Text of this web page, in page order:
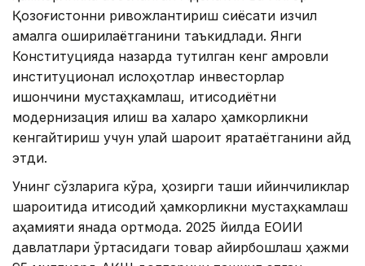
Қозоғистонни ривожлантириш сиёсати изчил
амалга оширилаётганини таъкидлади. Янги
Конституцияда назарда тутилган кенг қамровли
институционал ислоҳотлар инвесторлар
ишончини мустаҳкамлаш, иқтисодиётни
модернизация қилиш ва халқаро ҳамкорликни
кенгайтириш учун қулай шароит яратаётганини қайд
этди.
Унинг сўзларига кўра, ҳозирги ташқи қийинчиликлар
шароитида иқтисодий ҳамкорликни мустаҳкамлаш
аҳамияти янада ортмоқда. 2025 йилда ЕОИИ
давлатлари ўртасидаги товар айирбошлаш ҳажми